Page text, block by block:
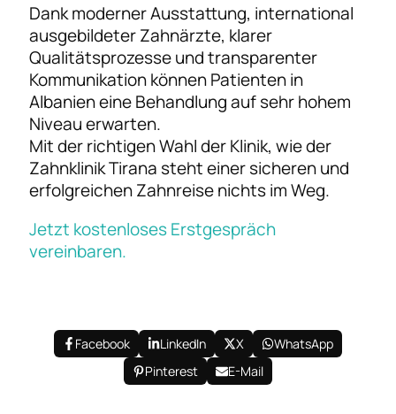
Dank moderner Ausstattung, international
ausgebildeter Zahnärzte, klarer
Qualitätsprozesse und transparenter
Kommunikation können Patienten in
Albanien eine Behandlung auf sehr hohem
Niveau erwarten.
Mit der richtigen Wahl der Klinik, wie der
Zahnklinik Tirana steht einer sicheren und
erfolgreichen Zahnreise nichts im Weg.
Jetzt kostenloses Erstgespräch
vereinbaren.
Facebook LinkedIn X
WhatsApp
Pinterest
E-Mail